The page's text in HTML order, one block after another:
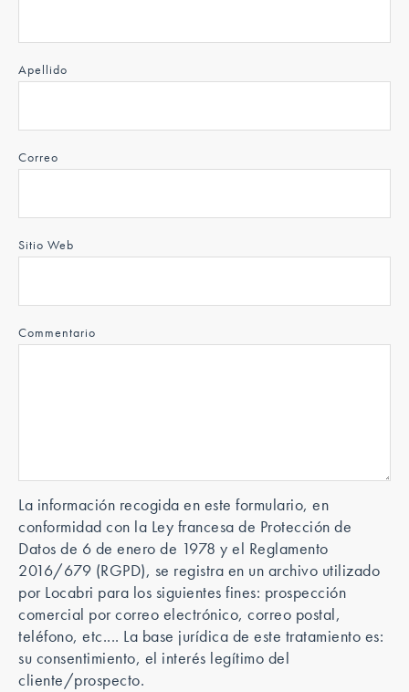
Apellido
Correo
Sitio Web
Commentario
La información recogida en este formulario, en
conformidad con la Ley francesa de Protección de
Datos de 6 de enero de 1978 y el Reglamento
2016/679 (RGPD), se registra en un archivo utilizado
por Locabri para los siguientes fines: prospección
comercial por correo electrónico, correo postal,
teléfono, etc.... La base jurídica de este tratamiento es:
su consentimiento, el interés legítimo del
cliente/prospecto.